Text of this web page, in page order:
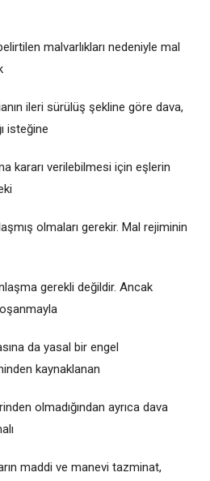
malvarlıkları nedeniyle mal
ileri sürülüş şekline göre dava,
isteğine
kararı verilebilmesi için eşlerin
olmaları gerekir. Mal rejiminin
gerekli değildir. Ancak
da yasal bir engel
kaynaklanan
olmadığından ayrıca dava
maddi ve manevi tazminat,